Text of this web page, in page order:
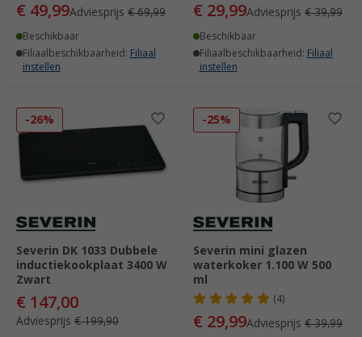
€ 49,99Adviesprijs € 69,99
Beschikbaar
Filiaalbeschikbaarheid: Filiaal
instellen
€ 29,99Adviesprijs € 39,99
Beschikbaar
Filiaalbeschikbaarheid: Filiaal
instellen
-26%
Severin DK 1033 Dubbele
inductiekookplaat 3400 W
Zwart
€ 147,00
Adviesprijs € 199,90
-25%
Severin mini glazen
waterkoker 1.100 W 500
ml
(4)
€ 29,99Adviesprijs € 39,99